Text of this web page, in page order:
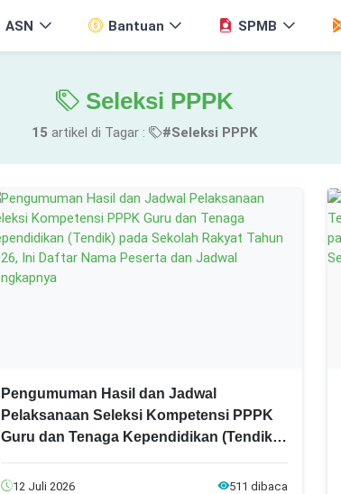
ASN Bantuan SPMB
Seleksi PPPK
15 artikel di Tagar : #Seleksi PPPK
Pengumuman Hasil dan Jadwal
Pelaksanaan Seleksi Kompetensi PPPK
Guru dan Tenaga Kependidikan (Tendik)
Daftar Nama Peserta dan Jadwal
12 Juli 2026 511 dibaca